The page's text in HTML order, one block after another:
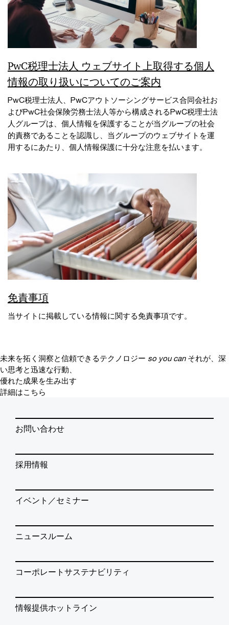
PwC税理士法人 ウェブサイト上取得する個人
情報の取り扱いについてのご案内
PwC税理士法人、PwCアウトソーシングサービス合同会社お
よびPwC社会保険労務士法人等から構成されるPwC税理士法
人グループは、個人情報を保護することが当グループの社会
的責務であることを認識し、当グループのウェブサイトを運
用するにあたり、個人情報保護に十分な注意を払います。
免責事項
当サイトに掲載している情報に関する免責事項です。
未来を拓く洞察と信頼できるテクノロジー so you can それが、深
い思考と迅速な行動、
優れた成果を生み出す
詳細はこちら
お問い合わせ
採用情報
イベント／セミナー
ニュースルーム
コーポレートサステナビリティ
情報提供ホットライン